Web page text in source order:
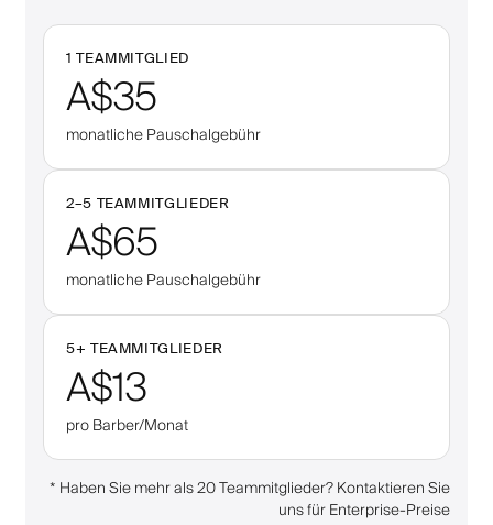
1 TEAMMITGLIED
A$35
monatliche Pauschalgebühr
2–5 TEAMMITGLIEDER
A$65
monatliche Pauschalgebühr
5+ TEAMMITGLIEDER
A$13
pro Barber/Monat
* Haben Sie mehr als 20 Teammitglieder? Kontaktieren Sie
uns für Enterprise-Preise